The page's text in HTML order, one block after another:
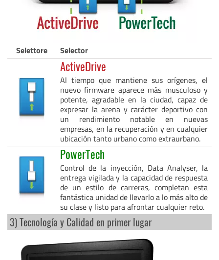
Selettore Selector
ActiveDrive
Al tiempo que mantiene sus orígenes, el
nuevo firmware aparece más musculoso y
potente, agradable en la ciudad, capaz de
expresar la arena y carácter deportivo con
un rendimiento notable en nuevas
empresas, en la recuperación y en cualquier
ubicación tanto urbano como extraurbano.
PowerTech
Control de la inyección, Data Analyser, la
entrega vigilada y la capacidad de respuesta
de un estilo de carreras, completan esta
fantástica unidad de llevarlo a lo más alto de
su clase y listo para afrontar cualquier reto.
3) Tecnología y Calidad en primer lugar